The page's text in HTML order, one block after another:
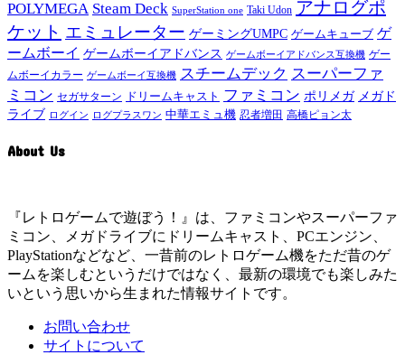
POLYMEGA Steam Deck SuperStation one Taki Udon アナログポ
ケット エミュレーター ゲーミングUMPC ゲームキューブ ゲ
ームボーイ ゲームボーイアドバンス ゲームボーイアドバンス互換機 ゲー
ムボーイカラー ゲームボーイ互換機 スチームデック スーパーファ
ミコン セガサターン ドリームキャスト ファミコン ポリメガ メガド
ライブ ログイン ログプラスワン 中華エミュ機 忍者増田 高橋ピョン太
About Us
『レトロゲームで遊ぼう！』は、ファミコンやスーパーファ
ミコン、メガドライブにドリームキャスト、PCエンジン、
PlayStationなどなど、一昔前のレトロゲーム機をただ昔のゲ
ームを楽しむというだけではなく、最新の環境でも楽しみた
いという思いから生まれた情報サイトです。
お問い合わせ
サイトについて